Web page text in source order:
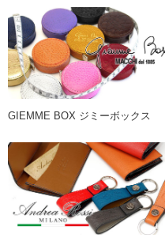
GIEMME BOX ジミーボックス